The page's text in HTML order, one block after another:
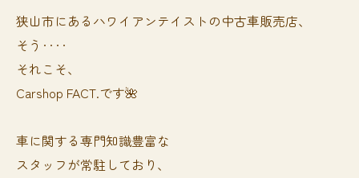
狭山市にあるハワイアンテイストの中古車販売店、
そう‥‥
それこそ、
Carshop FACT.です🌺
車に関する専門知識豊富な
スタッフが常駐しており、